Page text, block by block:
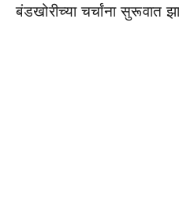
बंडखोरीच्या चर्चांना सुरूवात